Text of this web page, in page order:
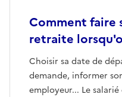
Comment faire
retraite
Choisir sa date de
demande, informer
employeur... Le